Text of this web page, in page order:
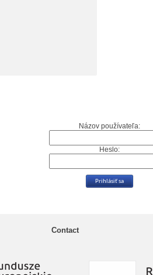
Názov používateľa:
Heslo:
Contact